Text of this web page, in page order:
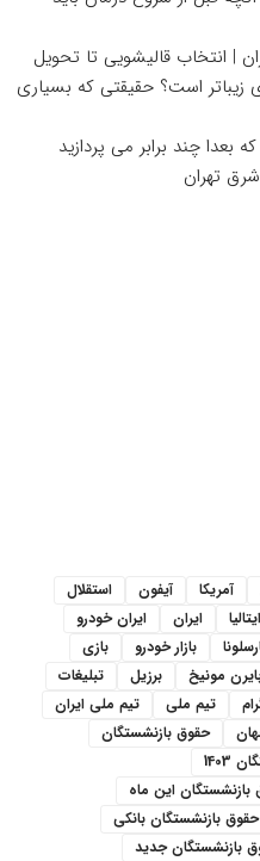
| انتخاب قالیشویی تا تحویل
زیباتر است؟ حقیقتی که بسیاری
بعدا چند برابر می پردازید
تهران
آمریکا آیفون
استقلال
ایتالیا ایران
ایران خودرو
بازار خودرو
بازی
مونیخ برزیل
تبلیغات
تیم ملی
تیم ملی ایران
حقوق بازنشستگان
بازنشستگان این ماه
حقوق بازنشستگان بانکی
بازنشستگان جدید